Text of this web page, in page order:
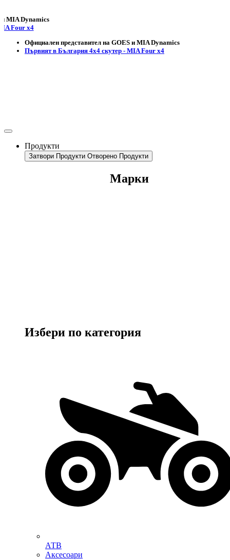
x4
Официален представител на GOES и MIA Dynamics
Първият в България 4х4 скутер - MIA Four x4
Продукти
Затвори Продукти Отворено Продукти
Марки
Избери по категория
АТВ
Аксесоари